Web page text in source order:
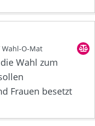
O-Mat
Wahl zum
Frauen besetzt